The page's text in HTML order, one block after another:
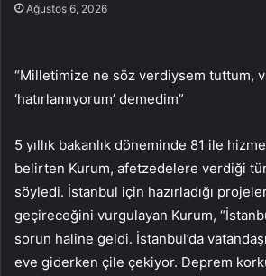
Ağustos 6, 2026
“Milletimize ne söz verdiysem tuttum,
‘hatırlamıyorum’ demedim”
5 yıllık bakanlık döneminde 81 ile
belirten Kurum, afetzedelere verdiği
söyledi. İstanbul için hazırladığı
geçireceğini vurgulayan Kurum,
sorun haline geldi. İstanbul’da
eve giderken çile çekiyor. Deprem